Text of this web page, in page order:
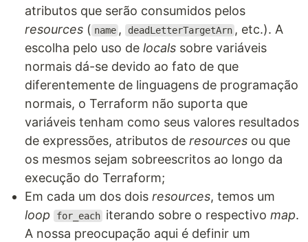
atributos que serão consumidos pelos
resources ( name , deadLetterTargetArn , etc.). A
escolha pelo uso de locals sobre variáveis
normais dá-se devido ao fato de que
diferentemente de linguagens de programação
normais, o Terraform não suporta que
variáveis tenham como seus valores resultados
de expressões, atributos de resources ou que
os mesmos sejam sobreescritos ao longo da
execução do Terraform;
Em cada um dos dois resources, temos um
loop
for_each iterando sobre o respectivomap.
A nossa preocupação aqui é definir um